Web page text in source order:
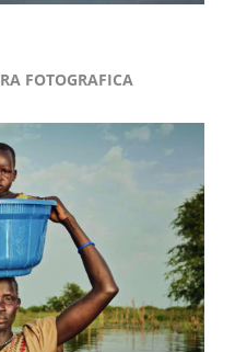
FOTOGRAFICA